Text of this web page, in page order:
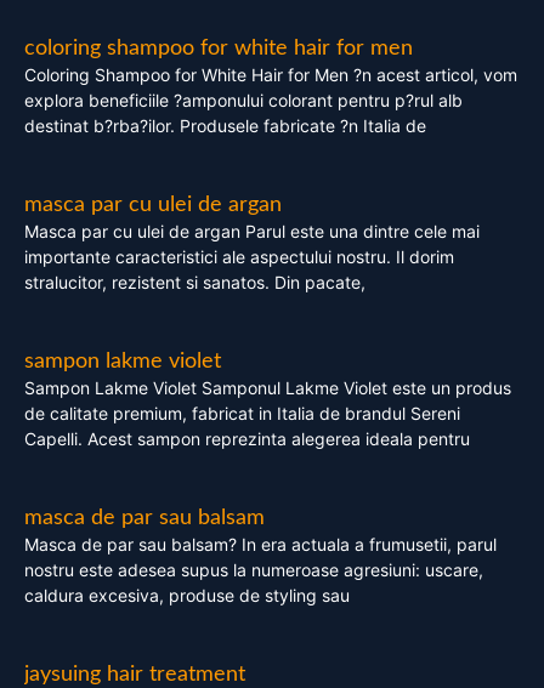
coloring shampoo for white hair for men
Coloring Shampoo for White Hair for Men ?n acest articol, vom
explora beneficiile ?amponului colorant pentru p?rul alb
destinat b?rba?ilor. Produsele fabricate ?n Italia de
masca par cu ulei de argan
Masca par cu ulei de argan Parul este una dintre cele mai
importante caracteristici ale aspectului nostru. Il dorim
stralucitor, rezistent si sanatos. Din pacate,
sampon lakme violet
Sampon Lakme Violet Samponul Lakme Violet este un produs
de calitate premium, fabricat in Italia de brandul Sereni
Capelli. Acest sampon reprezinta alegerea ideala pentru
masca de par sau balsam
Masca de par sau balsam? In era actuala a frumusetii, parul
nostru este adesea supus la numeroase agresiuni: uscare,
caldura excesiva, produse de styling sau
jaysuing hair treatment